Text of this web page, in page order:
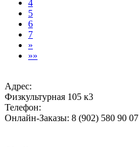
4
5
6
7
»
»»
Адрес:
Физкультурная 105 к3
Телефон:
Онлайн-Заказы: 8 (902) 580 90 07